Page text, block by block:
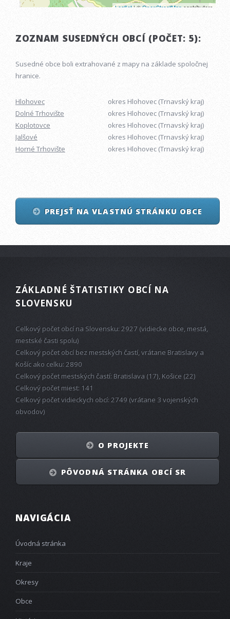
ZOZNAM SUSEDNÝCH OBCÍ (POČET: 5):
Susedné obce boli extrahované z mapy na základe spoločnej
hranice.
Hlohovec
okres Hlohovec (Trnavský kraj)
Dolné Trhovište
okres Hlohovec (Trnavský kraj)
Koplotovce
okres Hlohovec (Trnavský kraj)
Jalšové
okres Hlohovec (Trnavský kraj)
Horné Trhovište
okres Hlohovec (Trnavský kraj)
PREJSŤ NA VLASTNÚ STRÁNKU OBCE
NAVIGÁCIA
Úvodná stránka
Kraje
Okresy
Obce
ZÁKLADNÉ ŠTATISTIKY OBCÍ NA
SLOVENSKU
Celkový počet obcí na Slovensku: 2927 (vidiecke obce, mestá,
mestské časti spolu)
Celkový počet obcí bez mestských častí, vrátane Bratislavy a
Košíc ako celku: 2890
Celkový počet mestských častí: Bratislava (17), Košice (22)
Celkový počet miest: 141
Celkový počet vidieckych obcí: 2749 (vrátane 3 vojenských
obvodov)
O PROJEKTE
PÔVODNÁ STRÁNKA OBCÍ SR